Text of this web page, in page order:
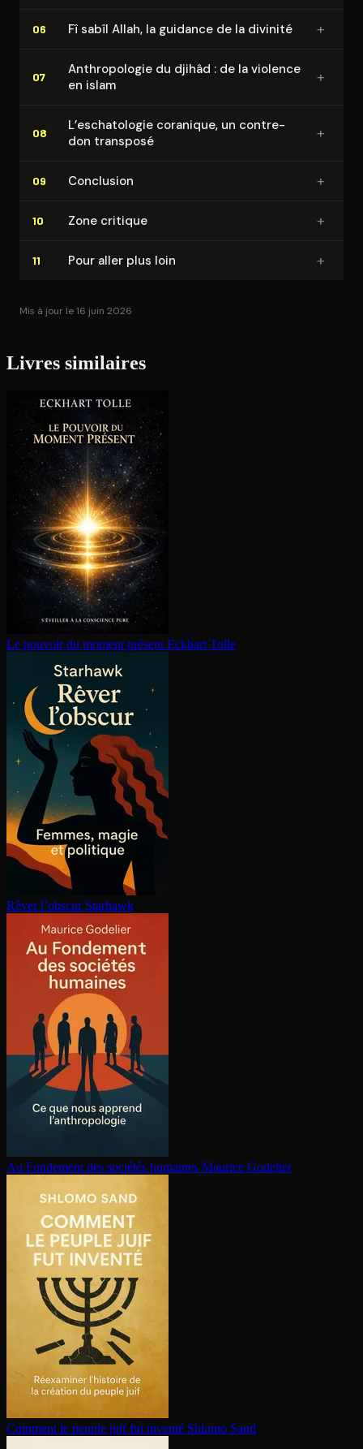
06 Fî sabîl Allah, la guidance de la divinité +
07
An­thro­po­lo­gie du djihâd : de la violence
en islam
+
08
L’es­cha­to­lo­gie coranique, un contre-
don transposé
+
09 Conclusion +
10 Zone critique +
11 Pour aller plus loin +
Mis à jour le 16 juin 2026
Livres similaires
Le pouvoir du moment présent Eckhart Tolle
Rêver l’obscur Starhawk
Au Fondement des sociétés humaines Maurice Godelier
Comment le peuple juif fut inventé Shlomo Sand